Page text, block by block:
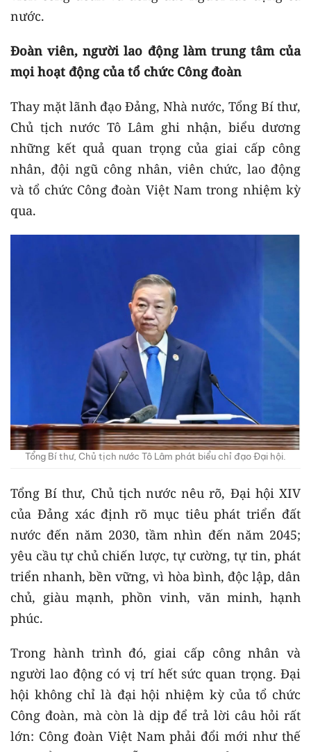
nước.
Đoàn viên, người lao động làm trung tâm của
mọi hoạt động của tổ chức Công đoàn
Thay mặt lãnh đạo Đảng, Nhà nước, Tổng Bí thư,
Chủ tịch nước Tô Lâm ghi nhận, biểu dương
những kết quả quan trọng của giai cấp công
nhân, đội ngũ công nhân, viên chức, lao động
và tổ chức Công đoàn Việt Nam trong nhiệm kỳ
qua.
Tổng Bí thư, Chủ tịch nước Tô Lâm phát biểu chỉ đạo Đại hội.
Tổng Bí thư, Chủ tịch nước nêu rõ, Đại hội XIV
của Đảng xác định rõ mục tiêu phát triển đất
nước đến năm 2030, tầm nhìn đến năm 2045;
yêu cầu tự chủ chiến lược, tự cường, tự tin, phát
triển nhanh, bền vững, vì hòa bình, độc lập, dân
chủ, giàu mạnh, phồn vinh, văn minh, hạnh
phúc.
Trong hành trình đó, giai cấp công nhân và
người lao động có vị trí hết sức quan trọng. Đại
hội không chỉ là đại hội nhiệm kỳ của tổ chức
Công đoàn, mà còn là dịp để trả lời câu hỏi rất
lớn: Công đoàn Việt Nam phải đổi mới như thế